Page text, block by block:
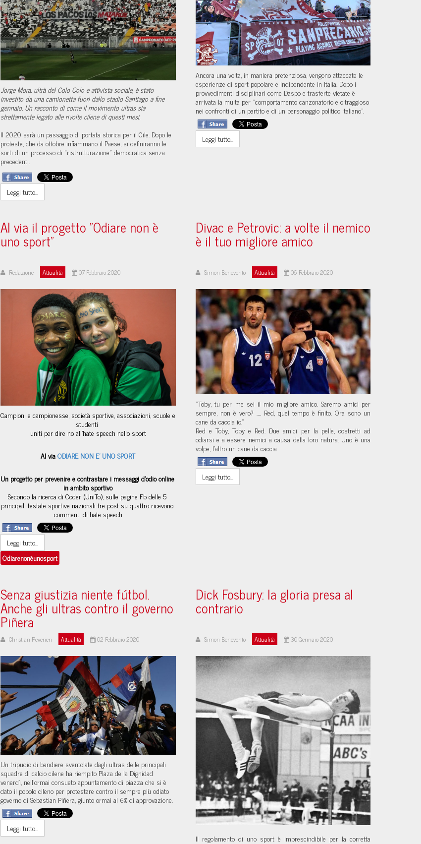
Jorge Mora, ultrà del Colo Colo e attivista sociale, è stato
investito da una camionetta fuori dallo stadio Santiago a fine
gennaio. Un racconto di come il movimento ultras sia
strettamente legato alle rivolte cilene di questi mesi.
Il 2020 sarà un passaggio di portata storica per il Cile. Dopo le
proteste, che da ottobre infiammano il Paese, si definiranno le
sorti di un processo di “ristrutturazione” democratica senza
precedenti.
Leggi tutto...
Ancora una volta, in maniera pretenziosa, vengono attaccate le
esperienze di sport popolare e indipendente in Italia. Dopo i
provvedimenti disciplinari come Daspo e trasferte vietate è
arrivata la multa per "comportamento canzonatorio e oltraggioso
nei confronti di un partito e di un personaggio politico italiano".
Leggi tutto...
Al via il progetto "Odiare non è
uno sport"
Redazione Attualità 07 Febbraio 2020
Campioni e campionesse, società sportive, associazioni, scuole e
studenti
uniti per dire no all'hate speech nello sport
Al via ODIARE NON E’ UNO SPORT
Un progetto per prevenire e contrastare i messaggi d'odio online
in ambito sportivo
Secondo la ricerca di Coder (UniTo), sulle pagine Fb delle 5
principali testate sportive nazionali tre post su quattro ricevono
commenti di hate speech
Leggi tutto...
Odiarenonèunosport
Divac e Petrovic: a volte il nemico
è il tuo migliore amico
Simon Benevento Attualità 06 Febbraio 2020
“Toby, tu per me sei il mio migliore amico. Saremo amici per
sempre, non è vero? …. Red, quel tempo è finito. Ora sono un
cane da caccia io.”
Red e Toby, Toby e Red. Due amici per la pelle, costretti ad
odiarsi e a essere nemici a causa della loro natura. Uno è una
volpe, l'altro un cane da caccia.
Leggi tutto...
Senza giustizia niente fútbol.
Anche gli ultras contro il governo
Piñera
Christian Peverieri Attualità 02 Febbraio 2020
Un tripudio di bandiere sventolate dagli ultras delle principali
squadre di calcio cilene ha riempito Plaza de la Dignidad
venerdì, nell’ormai consueto appuntamento di piazza che si è
dato il popolo cileno per protestare contro il sempre più odiato
governo di Sebastian Piñera, giunto ormai al 6% di approvazione.
Leggi tutto...
Dick Fosbury: la gloria presa al
contrario
Simon Benevento Attualità 30 Gennaio 2020
Il regolamento di uno sport è imprescindibile per la corretta